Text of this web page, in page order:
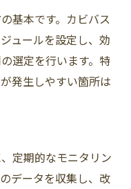
基本です。カビバス
ュールを設定し、効
選定を行います。特
発生しやすい箇所は
定期的なモニタリン
データを収集し、改